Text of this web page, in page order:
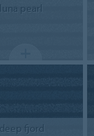
luna pearl
deep fjord